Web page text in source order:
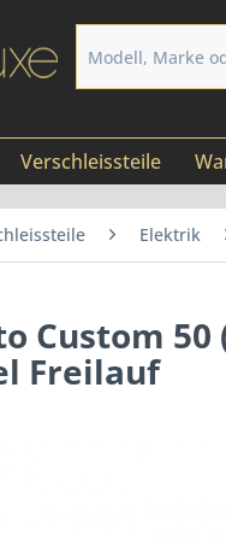
Verschleissteile
Elektrik
Custom
Freilauf